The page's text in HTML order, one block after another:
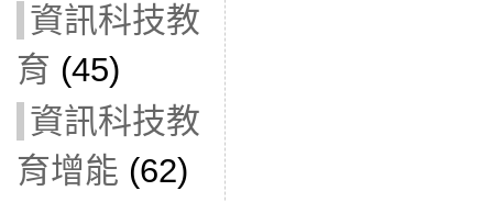
資訊科技教
育 (45)
資訊科技教
育增能 (62)